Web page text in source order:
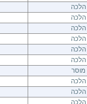
הלכה
הלכה
הלכה
הלכה
הלכה
הלכה
מוסר
הלכה
הלכה
הלכה